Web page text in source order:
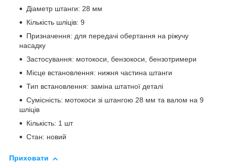
Діаметр штанги: 28 мм
Кількість шліців: 9
Призначення: для передачі обертання на ріжучу
насадку
Застосування: мотокоси, бензокоси, бензотримери
Місце встановлення: нижня частина штанги
Тип встановлення: заміна штатної деталі
Сумісність: мотокоси зі штангою 28 мм та валом на 9
шліців
Кількість: 1 шт
Стан: новий
Приховати